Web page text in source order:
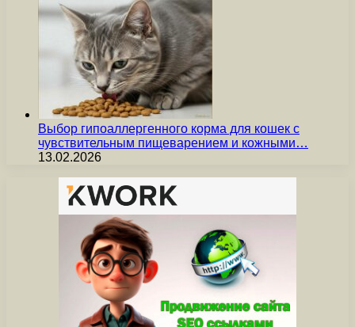
Выбор гипоаллергенного корма для кошек с
чувствительным пищеварением и кожными…
13.02.2026